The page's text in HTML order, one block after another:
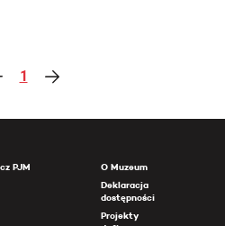
1
PJM
O Muzeum
Deklaracja
dostępności
Projekty